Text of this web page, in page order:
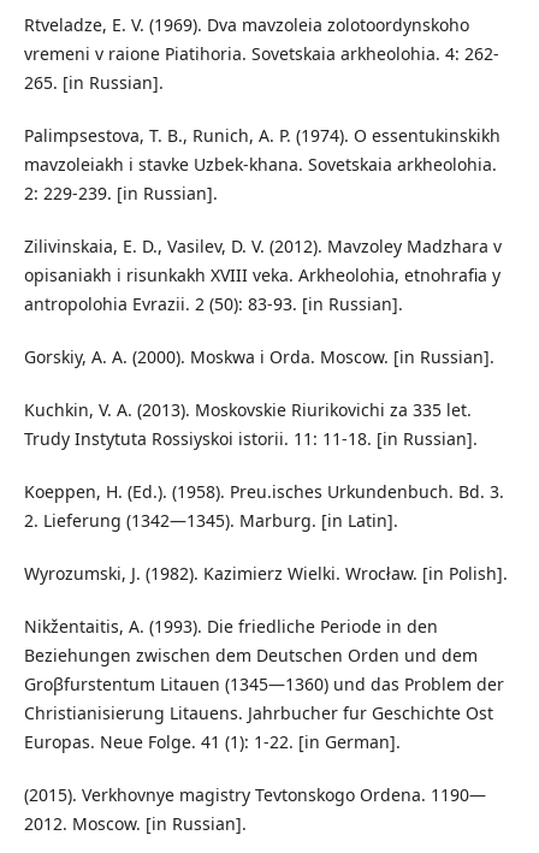
Rtveladze, E. V. (1969). Dva mavzoleia zolotoordynskoho
vremeni v raione Piatihoria. Sovetskaia arkheolohia. 4: 262-
265. [in Russian].
Palimpsestova, T. B., Runich, A. P. (1974). O essentukinskikh
mavzoleiakh i stavke Uzbek-khana. Sovetskaia arkheolohia.
2: 229-239. [in Russian].
Zilivinskaia, E. D., Vasilev, D. V. (2012). Mavzoley Madzhara v
opisaniakh i risunkakh XVIII veka. Arkheolohia, etnohrafia y
antropolohia Evrazii. 2 (50): 83-93. [in Russian].
Gorskiy, A. A. (2000). Moskwa i Orda. Moscow. [in Russian].
Kuchkin, V. A. (2013). Moskovskie Riurikovichi za 335 let.
Trudy Instytuta Rossiyskoi istorii. 11: 11-18. [in Russian].
Koeppen, H. (Ed.). (1958). Preu.isches Urkundenbuch. Bd. 3.
2. Lieferung (1342—1345). Marburg. [in Latin].
Wyrozumski, J. (1982). Kazimierz Wielki. Wrocław. [in Polish].
Nikžentaitis, A. (1993). Die friedliche Periode in den
Beziehungen zwischen dem Deutschen Orden und dem
Groβfurstentum Litauen (1345—1360) und das Problem der
Christianisierung Litauens. Jahrbucher fur Geschichte Ost
Europas. Neue Folge. 41 (1): 1-22. [in German].
(2015). Verkhovnye magistry Tevtonskogo Ordena. 1190—
2012. Moscow. [in Russian].